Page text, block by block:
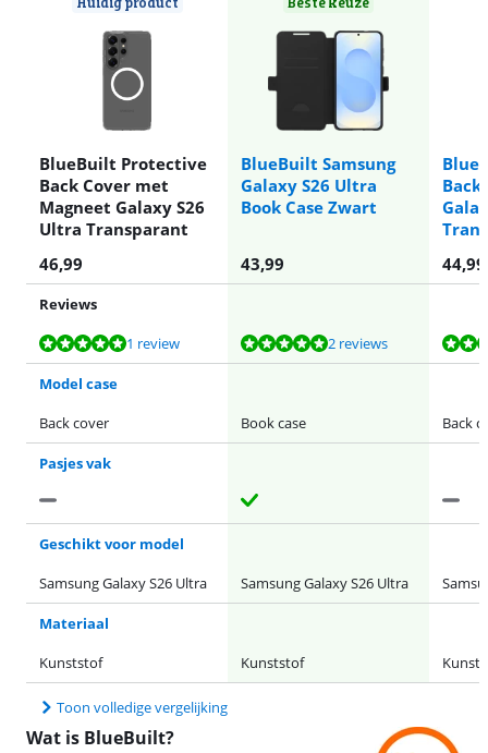
BlueBuilt Protective
Back Cover met
Magneet Galaxy S26
Ultra Transparant
BlueBuilt Samsung
Galaxy S26 Ultra
Book Case Zwart
Back
46,99
43,99 44,99
Reviews
Beoordeling is 10 van de 10, gebaseerd op 1 review.
1 review
Beoordeling is 9,8 van de 10, gebaseerd op 2 reviews.2 reviews
Beoordeling is 8,7 van de 10, gebaseerd op 1 review.
Beoordeling is 8,7 van de 10, gebaseerd op 1 review.
Beoordeling is 8,7 van de 10, gebaseerd op 1 review.
Model case
Back cover
Book case Back
Pasjes vak
Geschikt voor model
Samsung Galaxy S26 Ultra
Samsung Galaxy S26 Ultra
Materiaal
Kunststof
Kunststof
Toon volledige vergelijking
Wat is BlueBuilt?